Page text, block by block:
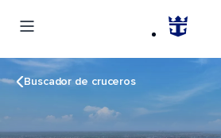
Buscador de cruceros